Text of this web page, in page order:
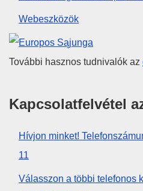
Webeszközök
Európai Unió
További hasznos tudnivalók az
Kapcsolatfelvétel
Hívjon minket!
11
Válasszon a többi telefonos